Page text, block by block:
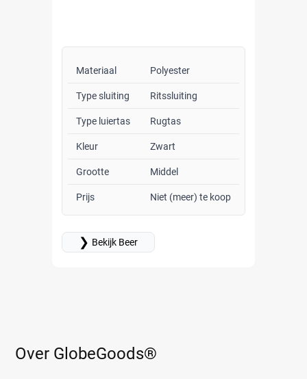
Materiaal Polyester
Type sluiting Ritssluiting
Type luiertas Rugtas
Kleur Zwart
Grootte Middel
Prijs Niet (meer) te koop
❯ Bekijk Beer
Over GlobeGoods®